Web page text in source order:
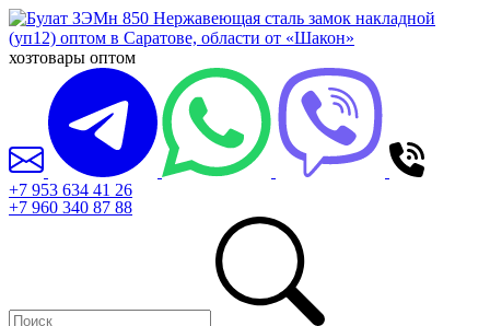
хозтовары оптом
+7 953 634 41 26
+7 960 340 87 88